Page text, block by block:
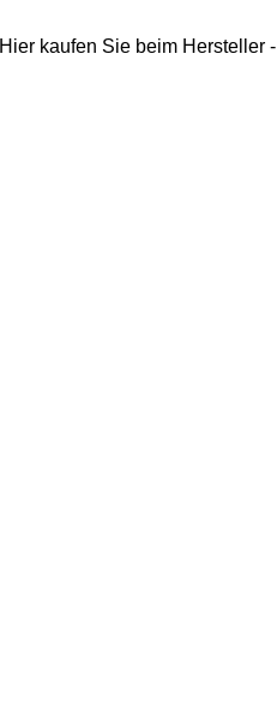
Hier kaufen Sie beim Hersteller -